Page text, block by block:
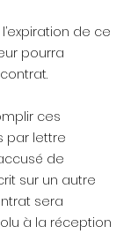
de ce
pourra
ces
par lettre
de
sur un autre
sera
à la réception